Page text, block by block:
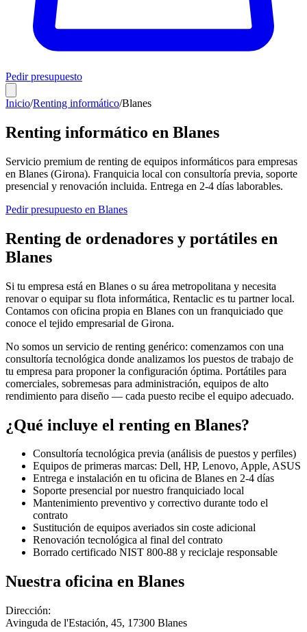
Pedir presupuesto
Inicio/Renting informático/Blanes
Renting informático en Blanes
Servicio premium de renting de equipos informáticos para empresas
en Blanes (Girona). Franquicia local con consultoría previa, soporte
presencial y renovación incluida. Entrega en 2-4 días laborables.
Pedir presupuesto en Blanes
Renting de ordenadores y portátiles en
Blanes
Si tu empresa está en Blanes o su área metropolitana y necesita
renovar o equipar su flota informática, Rentaclic es tu partner local.
Contamos con oficina propia en Blanes con un franquiciado que
conoce el tejido empresarial de Girona.
No somos un servicio de renting genérico: comenzamos con una
consultoría tecnológica donde analizamos los puestos de trabajo de
tu empresa para proponer la configuración óptima. Portátiles para
comerciales, sobremesas para administración, equipos de alto
rendimiento para diseño — cada puesto recibe el equipo adecuado.
¿Qué incluye el renting en Blanes?
Consultoría tecnológica previa (análisis de puestos y perfiles)
Equipos de primeras marcas: Dell, HP, Lenovo, Apple, ASUS
Entrega e instalación en tu oficina de Blanes en 2-4 días
Soporte presencial por nuestro franquiciado local
Mantenimiento preventivo y correctivo durante todo el
contrato
Sustitución de equipos averiados sin coste adicional
Renovación tecnológica al final del contrato
Borrado certificado NIST 800-88 y reciclaje responsable
Nuestra oficina en Blanes
Dirección:
Avinguda de l'Estación, 45, 17300 Blanes